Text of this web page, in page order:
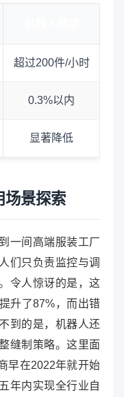
超过200件/小时
0.3%以内
显著降低
场景探索
一间高端服装工厂
们只负责监控与调
令人惊讶的是，这
升了87%，而出错
到的是，机器人还
缝制策略。这里面
早在2022年就开始
年内实现全行业自